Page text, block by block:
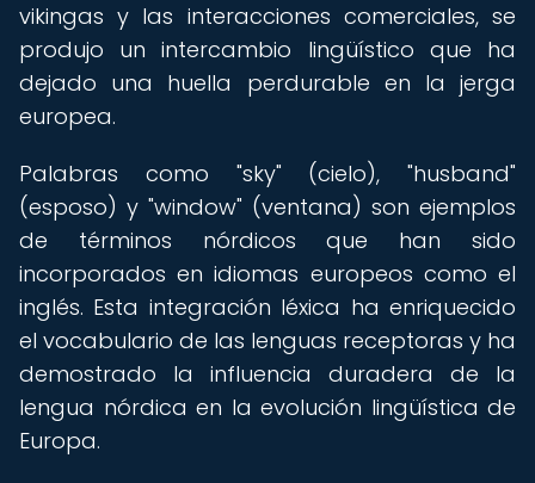
vikingas y las interacciones comerciales, se
produjo un intercambio lingüístico que ha
dejado una huella perdurable en la jerga
europea.
Palabras como "sky" (cielo), "husband"
(esposo) y "window" (ventana) son ejemplos
de términos nórdicos que han sido
incorporados en idiomas europeos como el
inglés. Esta integración léxica ha enriquecido
el vocabulario de las lenguas receptoras y ha
demostrado la influencia duradera de la
lengua nórdica en la evolución lingüística de
Europa.